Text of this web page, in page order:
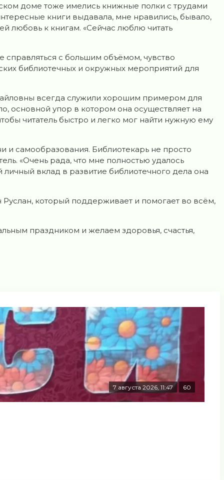
доме тоже имелись книжные полки с трудами
книги выдавала, мне нравились, бывало,
любовь к книгам. «Сейчас люблю читать
с большим объёмом, чувство
библиотечных и окружных мероприятий для
всегда служили хорошим примером для
основной упор в котором она осуществляет на
читатель быстро и легко мог найти нужную ему
и самообразования. Библиотекарь не просто
«Очень рада, что мне полностью удалось
вклад в развитие библиотечного дела она
Руслан, который поддерживает и помогает во всём,
праздником и желаем здоровья, счастья,
7 августа 2026, 11:47 60